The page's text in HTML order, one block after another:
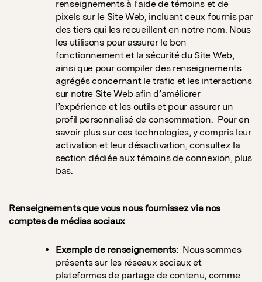
renseignements à l’aide de témoins et de
pixels sur le Site Web, incluant ceux fournis par
des tiers qui les recueillent en notre nom. Nous
les utilisons pour assurer le bon
fonctionnement et la sécurité du Site Web,
ainsi que pour compiler des renseignements
agrégés concernant le trafic et les interactions
sur notre Site Web afin d’améliorer
l’expérience et les outils et pour assurer un
profil personnalisé de consommation. Pour en
savoir plus sur ces technologies, y compris leur
activation et leur désactivation, consultez la
section dédiée aux témoins de connexion, plus
bas.
Renseignements que vous nous fournissez via nos
comptes de médias sociaux
Exemple de renseignements:Nous sommes
présents sur les réseaux sociaux et
plateformes de partage de contenu, comme